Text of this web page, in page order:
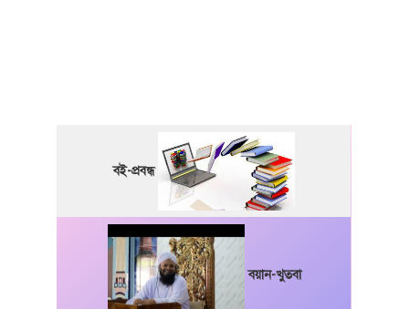
বই-প্রবন্ধ
বয়ান-খুতবা